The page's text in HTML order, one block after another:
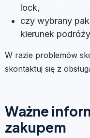
lock,
czy wybrany
kierunek
W razie problemów
skontaktuj się z
Ważne
zakupem